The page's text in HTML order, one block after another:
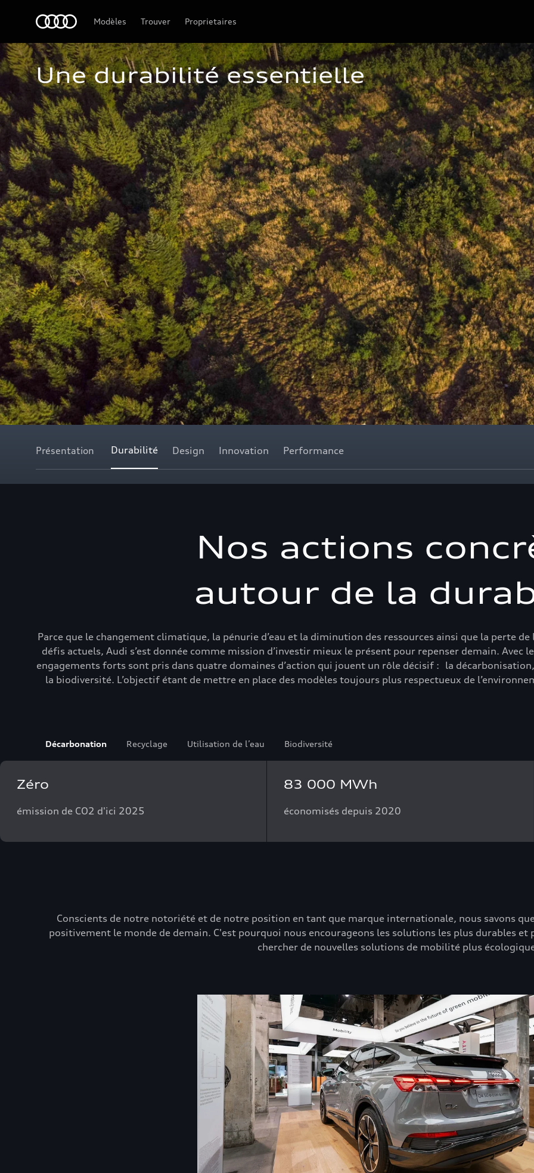
Modèles Trouver Proprietaires
Une durabilité essentielle
Présentation Durabilité Design Innovation Performance
Nos actions
autour de la
Parce que le changement climatique, la pénurie d’eau et la diminution des ressources ainsi que la perte
défis actuels, Audi s’est donnée comme mission d’investir mieux le présent pour repenser demain.
engagements forts sont pris dans quatre domaines d’action qui jouent un rôle décisif : la
la biodiversité. L’objectif étant de mettre en place des modèles toujours plus respectueux de
Décarbonation Recyclage Utilisation de l’eau Biodiversité
Zéro
émission de CO2 d'ici 2025
83 000 MWh
économisés depuis 2020
Conscients de notre notoriété et de notre position en tant que marque internationale, nous savons
positivement le monde de demain. C'est pourquoi nous encourageons les solutions les plus durables
chercher de nouvelles solutions de mobilité plus